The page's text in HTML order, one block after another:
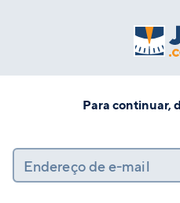
Para continuar,
Endereço de e-mail